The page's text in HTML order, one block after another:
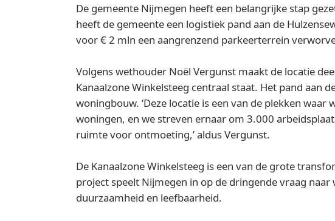
De gemeente Nijmegen heeft een belangrijke stap
heeft de gemeente een logistiek pand aan de
voor € 2 mln een aangrenzend parkeerterrein
Volgens wethouder Noël Vergunst maakt de locatie
Kanaalzone Winkelsteeg centraal staat. Het pand aan
woningbouw. ‘Deze locatie is een van de plekken
woningen, en we streven ernaar om 3.000
ruimte voor ontmoeting,’ aldus Vergunst.
De Kanaalzone Winkelsteeg is een van de grote
project speelt Nijmegen in op de dringende vraag
duurzaamheid en leefbaarheid.